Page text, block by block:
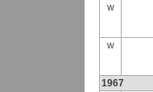
w
w
1967